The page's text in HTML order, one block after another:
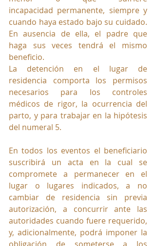
incapacidad permanente, siempre y
cuando haya estado bajo su cuidado.
En ausencia de ella, el padre que
haga sus veces tendrá el mismo
beneficio.
La detención en el lugar de
residencia comporta los permisos
necesarios para los controles
médicos de rigor, la ocurrencia del
parto, y para trabajar en la hipótesis
del numeral 5.
En todos los eventos el beneficiario
suscribirá un acta en la cual se
compromete a permanecer en el
lugar o lugares indicados, a no
cambiar de residencia sin previa
autorización, a concurrir ante las
autoridades cuando fuere requerido,
y, adicionalmente, podrá imponer la